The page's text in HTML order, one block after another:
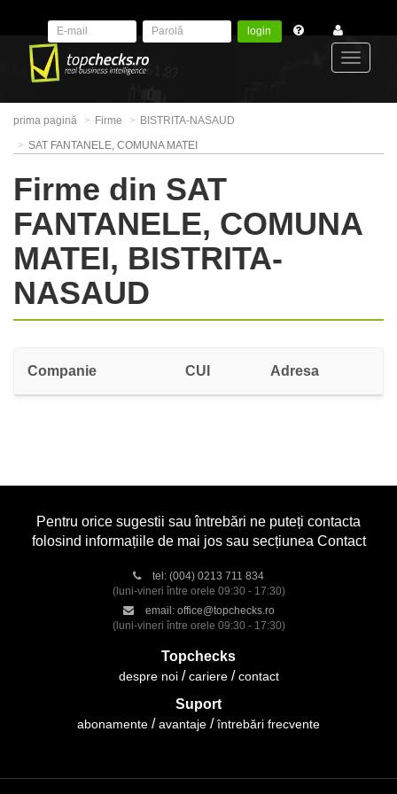
login
prima pagină Firme
BISTRITA-NASAUD
SAT FANTANELE, COMUNA MATEI
Firme din SAT
FANTANELE, COMUNA
MATEI, BISTRITA-
NASAUD
Companie CUI Adresa
Pentru orice sugestii sau întrebări ne puteți contacta
folosind informațiile de mai jos sau secțiunea Contact
tel: (004) 0213 711 834
(luni-vineri între orele 09:30 - 17:30)
email: office@topchecks.ro
(luni-vineri între orele 09:30 - 17:30)
Topchecks
despre noi cariere contact
Suport
abonamente avantaje întrebări frecvente